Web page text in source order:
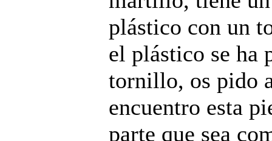
plástico con un
el plástico se ha
tornillo, os pido
encuentro esta
parte que sea